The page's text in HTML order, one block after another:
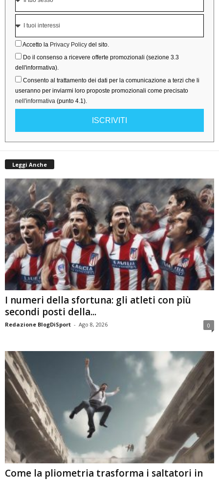
Accetto la Privacy Policy del sito.
Do il consenso a ricevere offerte promozionali (sezione 3.3
dell'informativa).
Consento al trattamento dei dati per la comunicazione a terzi che li
useranno per inviarmi loro proposte promozionali come precisato
nell'informativa (punto 4.1).
ISCRIVITI
Leggi Anche
I numeri della sfortuna: gli atleti con più
secondi posti della...
Redazione BlogDiSport - Ago 8, 2026 0
Come la pliometria trasforma i saltatori in